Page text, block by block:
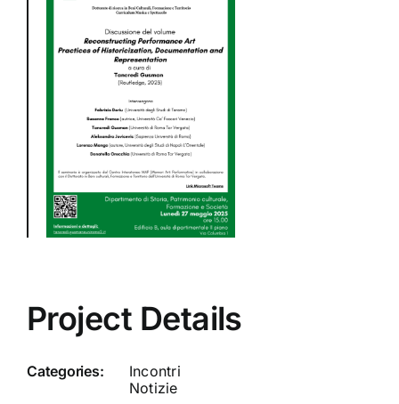
Project Details
Categories:
Incontri
Notizie